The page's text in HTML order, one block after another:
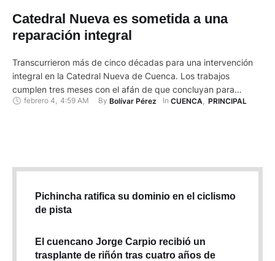
Catedral Nueva es sometida a una
reparación integral
Transcurrieron más de cinco décadas para una intervención
integral en la Catedral Nueva de Cuenca. Los trabajos
cumplen tres meses con el afán de que concluyan para
mediados de este 2025. La Arquidiócesis tomó esta decisión
febrero 4, 4:59 AM By Bolívar Pérez In CUENCA PRINCIPAL
Pichincha ratifica su dominio en el ciclismo
de pista
El cuencano Jorge Carpio recibió un
trasplante de riñón tras cuatro años de